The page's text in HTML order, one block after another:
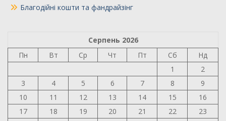
Благодійні кошти та фандрайзінг
Серпень 2026
Пн
Вт Ср Чт Пт Сб
Нд
1
2
3
4 5 6 7 8
9
10
11 12 13 14 15
16
17
18 19 20 21 22
23